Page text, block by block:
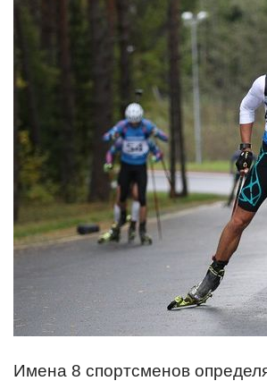
Имена 8 спортсменов